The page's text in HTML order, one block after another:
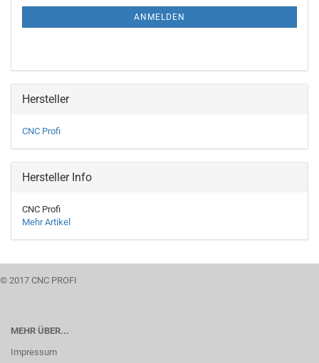
ANMELDEN
Hersteller
CNC Profi
Hersteller Info
CNC Profi
Mehr Artikel
© 2017 CNC PROFI
MEHR ÜBER...
Impressum